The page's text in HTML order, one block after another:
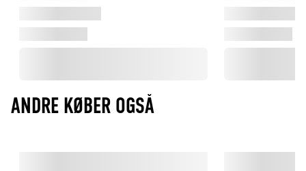
ANDRE KØBER OGSÅ